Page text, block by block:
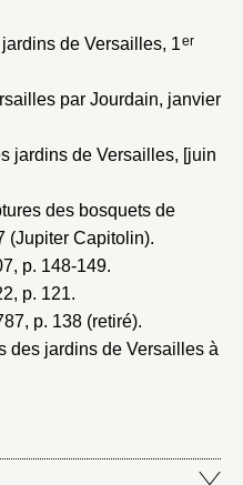
de Versailles, 1er
par Jourdain, janvier
jardins de Versailles, [juin
des bosquets de
(Jupiter Capitolin).
, p. 148-149.
, p. 121.
, p. 138 (retiré).
des jardins de Versailles à